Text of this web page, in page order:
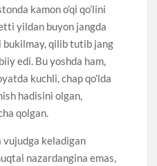
kamon o’qi qo’lini
yildan buyon jangda
bukilmay, qilib tutib jang
edi. Bu yoshda ham,
kuchli, chap qo’lda
hadisini olgan,
qolgan.
keladigan
nazardangina emas,